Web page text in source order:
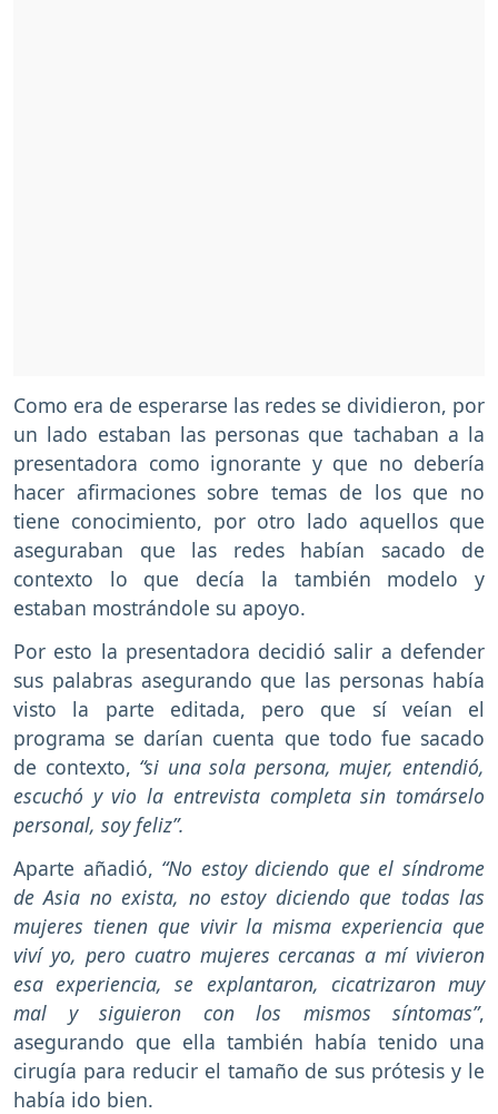
Como era de esperarse las redes se dividieron, por
un lado estaban las personas que tachaban a la
presentadora como ignorante y que no debería
hacer afirmaciones sobre temas de los que no
tiene conocimiento, por otro lado aquellos que
aseguraban que las redes habían sacado de
contexto lo que decía la también modelo y
estaban mostrándole su apoyo.
Por esto la presentadora decidió salir a defender
sus palabras asegurando que las personas había
visto la parte editada, pero que sí veían el
programa se darían cuenta que todo fue sacado
de contexto, “si una sola persona, mujer, entendió,
escuchó y vio la entrevista completa sin tomárselo
personal, soy feliz”.
Aparte añadió, “No estoy diciendo que el síndrome
de Asia no exista, no estoy diciendo que todas las
mujeres tienen que vivir la misma experiencia que
viví yo, pero cuatro mujeres cercanas a mí vivieron
esa experiencia, se explantaron, cicatrizaron muy
mal y siguieron con los mismos síntomas”,
asegurando que ella también había tenido una
cirugía para reducir el tamaño de sus prótesis y le
había ido bien.